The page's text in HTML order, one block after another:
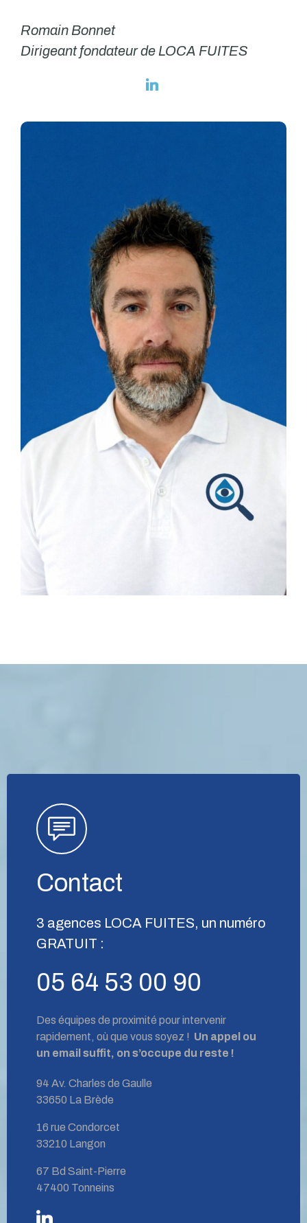
Romain Bonnet
Dirigeant fondateur de LOCA FUITES
Contact
3 agences LOCA FUITES, un numéro
GRATUIT :
05 64 53 00 90
Des équipes de proximité pour intervenir
rapidement, où que vous soyez ! Un appel ou
un email suffit, on s’occupe du reste !
94 Av. Charles de Gaulle
33650 La Brède
16 rue Condorcet
33210 Langon
67 Bd Saint-Pierre
47400 Tonneins